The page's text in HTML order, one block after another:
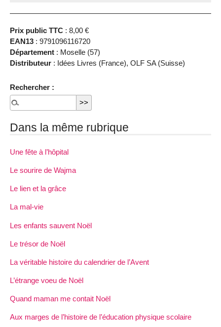
Prix public TTC : 8,00 €
EAN13 : 9791096116720
Département : Moselle (57)
Distributeur : Idées Livres (France), OLF SA (Suisse)
Rechercher :
Dans la même rubrique
Une fête à l’hôpital
Le sourire de Wajma
Le lien et la grâce
La mal-vie
Les enfants sauvent Noël
Le trésor de Noël
La véritable histoire du calendrier de l’Avent
L’étrange voeu de Noël
Quand maman me contait Noël
Aux marges de l’histoire de l’éducation physique scolaire